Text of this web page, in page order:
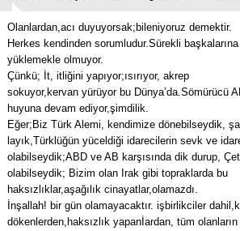
Olanlardan,acı duyuyorsak;bileniyoruz demektir.
Herkes kendinden sorumludur.Sürekli
yüklemekle olmuyor.
Çünkü; İt, itliğini yapıyor;ısırıyor, akrep
sokuyor,kervan yürüyor bu Dünya’da.Sömürücü
huyuna devam ediyor,şimdilik.
Eğer;Biz Türk Alemi, kendimize dönebilseydik,
layık,Türklüğün yüceldiği idarecilerin sevk ve
olabilseydik;ABD ve AB karşısında dik durup,
olabilseydik; Bizim olan Irak gibi topraklarda bu
haksızlıklar,aşağılık cinayatlar,olamazdı.
İnşallah! bir gün olamayacaktır. işbirlikciler
dökenlerden,haksızlık yapanİardan, tüm olanların